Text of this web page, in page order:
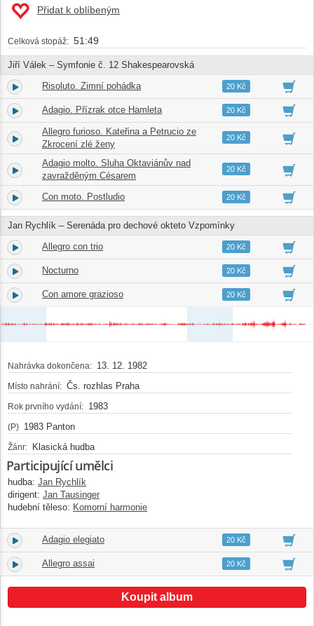
Přidat k oblíbeným
Celková stopáž: 51:49
Jiří Válek – Symfonie č. 12 Shakespearovská
1. Risoluto. Zimní pohádka 06:3920 Kč
2. Adagio. Přízrak otce Hamleta 04:4820 Kč
3.
Allegro furioso. Kateřina a Petrucio ze
Zkrocení zlé ženy
04:4920 Kč
4.
Adagio molto. Sluha Oktaviánův nad
zavražděným Césarem
07:0120 Kč
5. Con moto. Postludio 02:5720 Kč
Jan Rychlík – Serenáda pro dechové okteto Vzpomínky
6. Allegro con trio 04:3020 Kč
7. Nocturno 06:5720 Kč
8. Con amore grazioso 03:2320 Kč
Nahrávka dokončena: 13. 12. 1982
Místo nahrání: Čs. rozhlas Praha
Rok prvního vydání: 1983
(P) 1983 Panton
Žánr: Klasická hudba
Participující umělci
hudba: Jan Rychlík
dirigent: Jan Tausinger
hudební těleso: Komorní harmonie
9. Adagio elegiato 04:2120 Kč
10. Allegro assai 06:2420 Kč
Koupit album